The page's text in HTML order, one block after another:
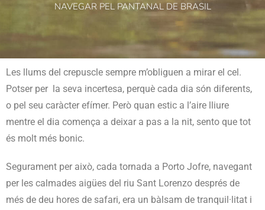
NAVEGAR PEL PANTANAL DE BRASIL
Les llums del crepuscle sempre m’obliguen a mirar el cel.
Potser per la seva incertesa, perquè cada dia són diferents,
o pel seu caràcter efímer. Però quan estic a l’aire lliure
mentre el dia comença a deixar a pas a la nit, sento que tot
és molt més bonic.
Segurament per això, cada tornada a Porto Jofre, navegant
per les calmades aigües del riu Sant Lorenzo després de
més de deu hores de safari, era un bàlsam de tranquil·litat i